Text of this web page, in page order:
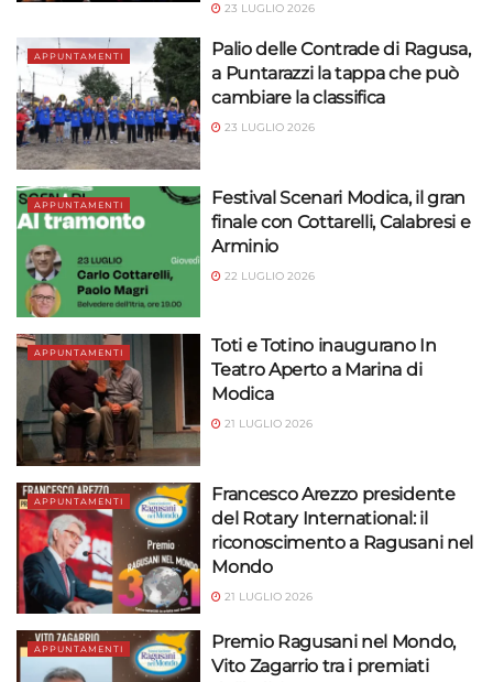
23 LUGLIO 2026
APPUNTAMENTI
Palio delle Contrade di Ragusa,
a Puntarazzi la tappa che può
cambiare la classifica
23 LUGLIO 2026
APPUNTAMENTI
Festival Scenari Modica, il gran
finale con Cottarelli, Calabresi e
Arminio
22 LUGLIO 2026
APPUNTAMENTI
Toti e Totino inaugurano In
Teatro Aperto a Marina di
Modica
21 LUGLIO 2026
APPUNTAMENTI
Francesco Arezzo presidente
del Rotary International: il
riconoscimento a Ragusani nel
Mondo
21 LUGLIO 2026
APPUNTAMENTI
Premio Ragusani nel Mondo,
Vito Zagarrio tra i premiati